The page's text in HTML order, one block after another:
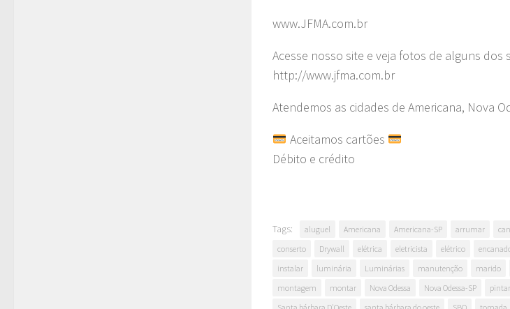
www.JFMA.com.br
Acesse nosso site e veja fotos de alguns dos
http://www.jfma.com.br
Atendemos as cidades de Americana, Nova
Aceitamos cartões
Débito e crédito
Tags: aluguel Americana Americana-SP arrumar
conserto
Drywall elétrica eletricista elétrico
instalar
luminária Luminárias manutenção marido
montagem
montar Nova Odessa Nova Odessa-SP pintar